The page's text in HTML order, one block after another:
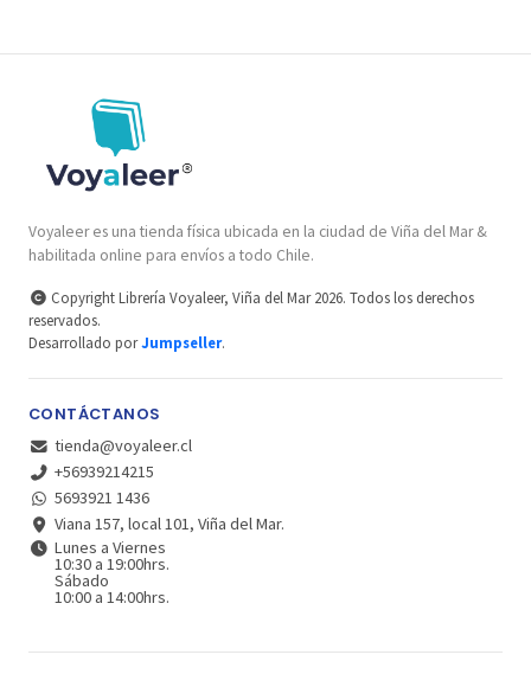
Voyaleer es una tienda física ubicada en la ciudad de Viña del Mar &
habilitada online para envíos a todo Chile.
Copyright Librería Voyaleer, Viña del Mar 2026. Todos los derechos
reservados.
Desarrollado porJumpseller.
CONTÁCTANOS
tienda@voyaleer.cl
+56939214215
5693921 1436
Viana 157, local 101, Viña del Mar.
Lunes a Viernes
10:30 a 19:00hrs.
Sábado
10:00 a 14:00hrs.